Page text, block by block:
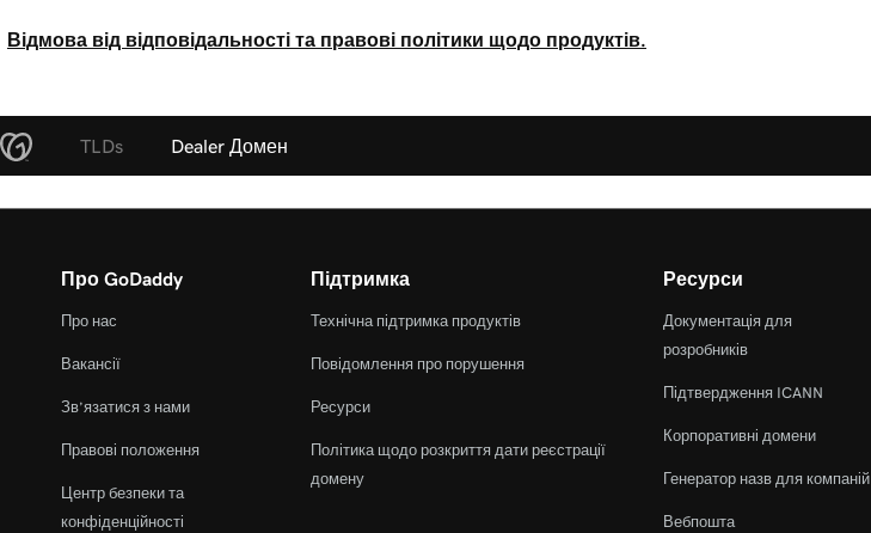
Відмова від відповідальності та правові політики щодо продуктів.
TLDs Dealer Домен
Про GoDaddy
Про нас
Вакансії
Зв’язатися з нами
Правові положення
Центр безпеки та
конфіденційності
Підтримка
Технічна підтримка продуктів
Повідомлення про порушення
Ресурси
Політика щодо розкриття дати реєстрації
домену
Ресурси
Документація для
розробників
Підтвердження ICANN
Корпоративні домени
Генератор назв для компаній
Вебпошта